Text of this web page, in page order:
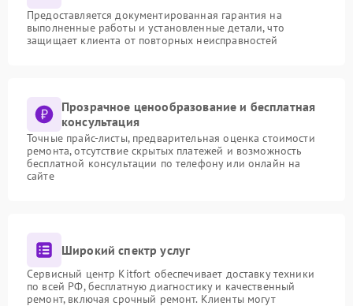
Предоставляется документированная гарантия на
выполненные работы и установленные детали, что
защищает клиента от повторных неисправностей
Прозрачное ценообразование и бесплатная
консультация
Точные прайс-листы, предварительная оценка стоимости
ремонта, отсутствие скрытых платежей и возможность
бесплатной консультации по телефону или онлайн на
сайте
Широкий спектр услуг
Сервисный центр Kitfort обеспечивает доставку техники
по всей РФ, бесплатную диагностику и качественный
ремонт, включая срочный ремонт. Клиенты могут